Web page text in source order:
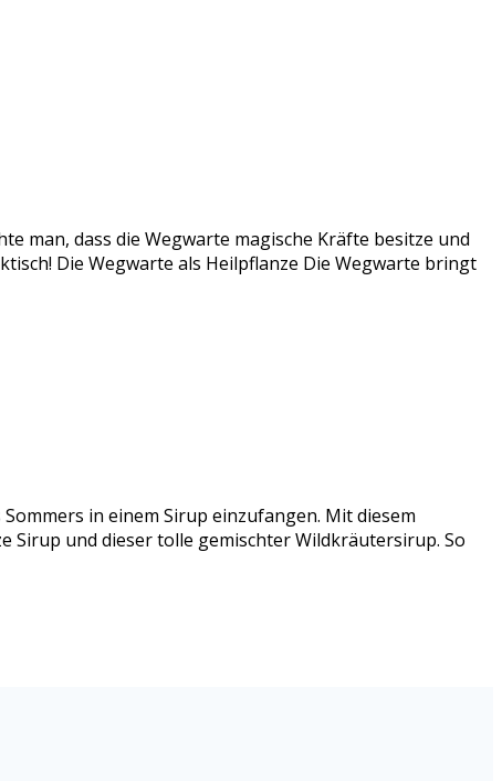
man, dass die Wegwarte magische Kräfte besitze und
Die Wegwarte als Heilpflanze Die Wegwarte bringt
in einem Sirup einzufangen. Mit diesem
Sirup und dieser tolle gemischter Wildkräutersirup. So